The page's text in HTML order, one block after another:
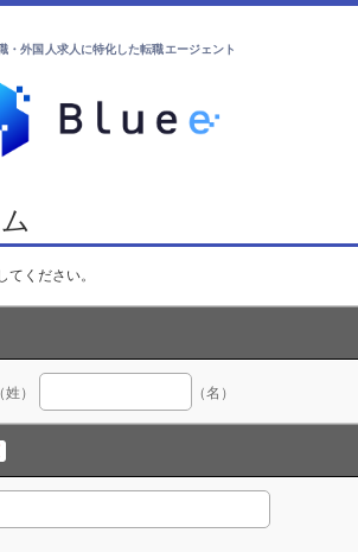
・外国人求人に特化した転職エージェント
てください。
（姓） （名）